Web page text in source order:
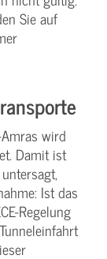
Sie auf
wird
Damit ist
Ist das
Regelung